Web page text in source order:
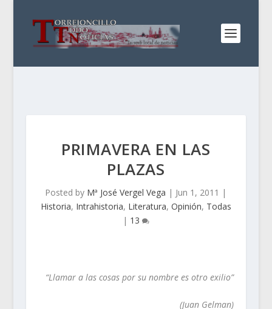
PRIMAVERA EN LAS
PLAZAS
Posted by Mª José Vergel Vega | Jun 1, 2011 |
Historia, Intrahistoria, Literatura, Opinión, Todas
| 13
“Llamar a las cosas por su nombre es otro exilio”
(Juan Gelman)